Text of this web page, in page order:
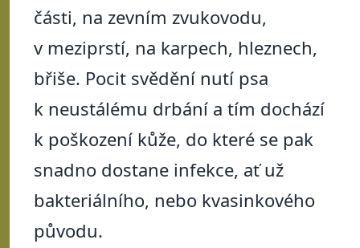
části, na zevním zvukovodu,
v meziprstí, na karpech, hleznech,
břiše. Pocit svědění nutí psa
k neustálému drbání a tím dochází
k poškození kůže, do které se pak
snadno dostane infekce, ať už
bakteriálního, nebo kvasinkového
původu.